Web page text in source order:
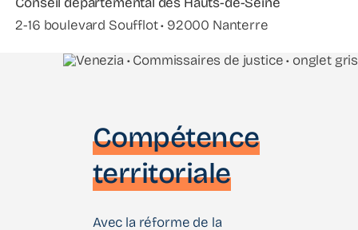
2-16 boulevard Soufflot • 92000 Nanterre
Compétence
territoriale
Avec la réforme de la